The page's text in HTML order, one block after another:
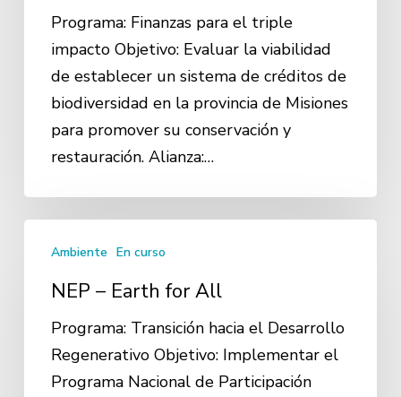
biodiversidad
Programa: Finanzas para el triple
impacto Objetivo: Evaluar la viabilidad
de establecer un sistema de créditos de
biodiversidad en la provincia de Misiones
para promover su conservación y
restauración. Alianza:…
Earth
Ambiente En curso
NEP – Earth for All
Programa: Transición hacia el Desarrollo
Regenerativo Objetivo: Implementar el
Programa Nacional de Participación